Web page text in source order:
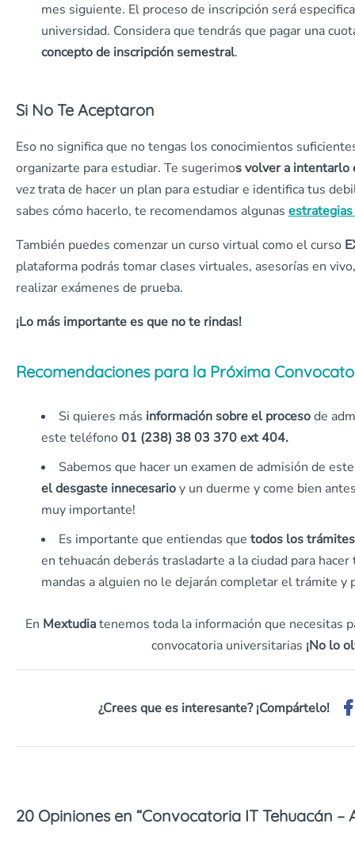
mes siguiente. El proceso de inscripción será
universidad. Considera que tendrás que pagar una
concepto de inscripción semestral.
Si No Te Aceptaron
Eso no significa que no tengas los conocimientos
organizarte para estudiar. Te sugerimos volver a intentarlo
vez trata de hacer un plan para estudiar e identifica tus
sabes cómo hacerlo, te recomendamos algunas
También puedes comenzar un curso virtual como el curso
plataforma podrás tomar clases virtuales, asesorías en
realizar exámenes de prueba.
¡Lo más importante es que no te rindas!
Recomendaciones para la Próxima
Si quieres más información sobre el procesode
este teléfono 01 (238) 38 03 370 ext 404.
Sabemos que hacer un examen de admisión de
el desgaste innecesarioy un duerme y come bien
muy importante!
Es importante que entiendas que todos los
en tehuacán deberás trasladarte a la ciudad para
mandas a alguien no le dejarán completar el trámite y
En Mextudiatenemos toda la información que necesitas
convocatoria universitarias ¡No lo
¿Crees que es interesante? ¡Compártelo!
20 Opiniones en “Convocatoria IT Tehuacán –